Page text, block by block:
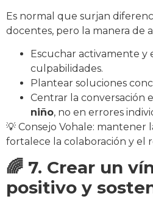
Es normal que surjan
docentes, pero la manera de
Escuchar activamente y
culpabilidades.
Plantear soluciones
Centrar la conversación
niño, no en errores
💡 Consejo Vohale: mantener
fortalece la colaboración y el
🌈 7. Crear un
positivo y